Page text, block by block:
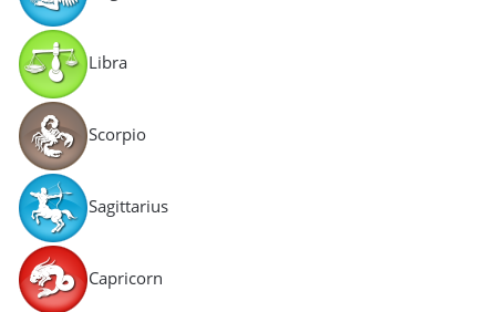
Libra
Scorpio
Sagittarius
Capricorn